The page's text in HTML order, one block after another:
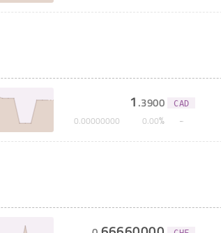
1 .3900 CAD
0.00000000 0.00%